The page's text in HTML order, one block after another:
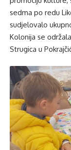
sedma po redu
sudjelovalo
Kolonija se
Strugica u